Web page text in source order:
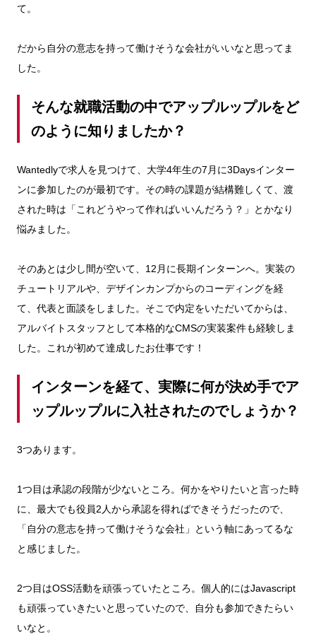
て。
だから自分の意志を持って働けそうな会社がいいなと思ってま
した。
そんな就職活動の中でアップルップルをど
のように知りましたか？
Wantedlyで求人を見つけて、大学4年生の7月に3Daysインター
ンに参加したのが最初です。その時の課題が結構難しくて、渡
された時は「これどうやって作ればいいんだろう？」とかなり
悩みました。
そのあとは少し間が空いて、12月に長期インターンへ。実装の
チュートリアルや、デザインカンプからのコーディングを経
て、代表と面談をしました。そこで内定をいただいてからは、
アルバイトスタッフとして本格的なCMSの実装案件も経験しま
した。これが初めて達成したお仕事です！
インターンを経て、実際に何が決め手でア
ップルップルに入社されたのでしょうか？
3つあります。
1つ目は承認の段階が少ないところ。何かをやりたいと言った時
に、最大でも役員2人から承認を得ればできそうだったので、
「自分の意志を持って働けそうな会社」という軸にあってるな
と感じました。
2つ目はOSS活動を頑張っていたところ。個人的にはJavascript
も頑張っていきたいと思っていたので、自分も参加できたらい
いなと。